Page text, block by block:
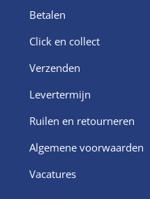
Betalen
Click en collect
Verzenden
Levertermijn
Ruilen en retourneren
Algemene voorwaarden
Vacatures